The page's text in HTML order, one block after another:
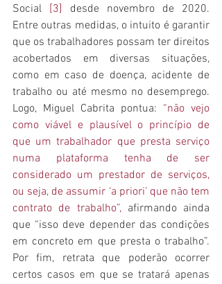
Social [3] desde novembro de 2020.
Entre outras medidas, o intuito é garantir
que os trabalhadores possam ter direitos
acobertados em diversas situações,
como em caso de doença, acidente de
trabalho ou até mesmo no desemprego.
Logo, Miguel Cabrita pontua: “não vejo
como viável e plausível o princípio de
que um trabalhador que presta serviço
numa plataforma tenha de ser
considerado um prestador de serviços,
ou seja, de assumir ‘a priori’ que não tem
contrato de trabalho”, afirmando ainda
que “isso deve depender das condições
em concreto em que presta o trabalho”.
Por fim, retrata que poderão ocorrer
certos casos em que se tratará apenas